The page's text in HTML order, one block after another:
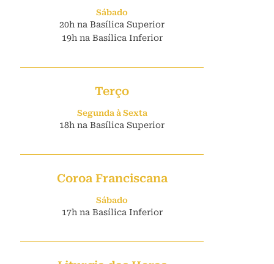
Sábado
20h na Basílica Superior
19h na Basílica Inferior
Terço
Segunda à Sexta
18h na Basílica Superior
Coroa Franciscana
Sábado
17h na Basílica Inferior